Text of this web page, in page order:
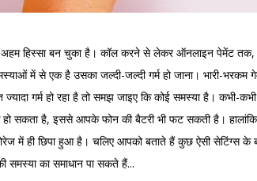
हिस्सा बन चुका है। कॉल करने से लेकर ऑनलाइन पेमेंट
में से एक है उसका जल्दी-जल्दी गर्म हो जाना। भारी-
गर्म हो रहा है तो समझ जाइए कि कोई समस्या है। कभी-कभी
सकता है, इससे आपके फोन की बैटरी भी फट सकती है।
में ही छिपा हुआ है। चलिए आपको बताते हैं कुछ ऐसी सेटिंग्स
समस्या का समाधान पा सकते हैं...